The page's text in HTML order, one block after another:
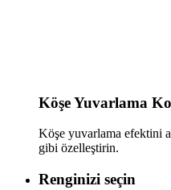
Köşe Yuvarlama
Köşe yuvarlama efektini
gibi özelleştirin.
Renginizi seçin